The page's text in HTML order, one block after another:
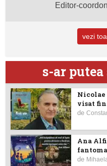
Editor-
vezi
s-ar
Nicolae
visat
de
Ana
de